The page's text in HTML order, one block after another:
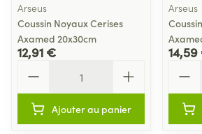
Arseus
Coussin Noyaux Cerises
Axamed 20x30cm
12,91 €
Ajouter au panier
Arseus